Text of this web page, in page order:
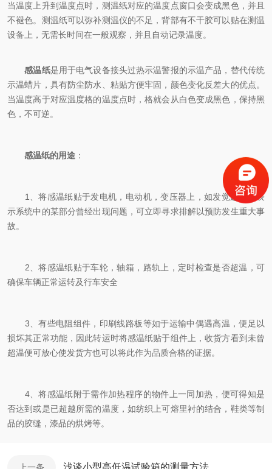
当温度上升到温度点时，测温纸对应的温度点窗口会变成黑色，并且
不褪色。测温纸可以弥补测温仪的不足，背部有不干胶可以贴在测温
设备上，无需长时间在一般观察，并且自动记录温度。
感温纸是用于电气设备接头过热示温警报的示温产品，替代传统
示温蜡片，具有防尘防水、粘贴方便牢固，颜色变化反差大的优点。
当温度高于对应温度格的温度点时，格就会从白色变成黑色，保持黑
色，不可逆。
感温纸的用途 ：
1、将感温纸贴于发电机，电动机，变压器上，如发觉超温即表
示系统中的某部分曾经出现问题，可立即寻求排解以预防发生重大事
故。
2、将感温纸贴于车轮，轴箱，路轨上，定时检查是否超温，可
确保车辆正常运转及行车安全
3、有些电阻组件，印刷线路板等如于运输中偶遇高温，便足以
损坏其正常功能，因此转运时将感温纸贴于组件上，收货方看到未曾
超温便可放心使发货方也可以将此作为品质合格的证据。
4、将感温纸附于需作加热程序的物件上一同加热，便可得知是
否达到或是已超越所需的温度，如纺织上可熔里衬的结合，鞋类等制
品的胶缝，漆品的烘烤等。
浅谈小型高低温试验箱的测量方法